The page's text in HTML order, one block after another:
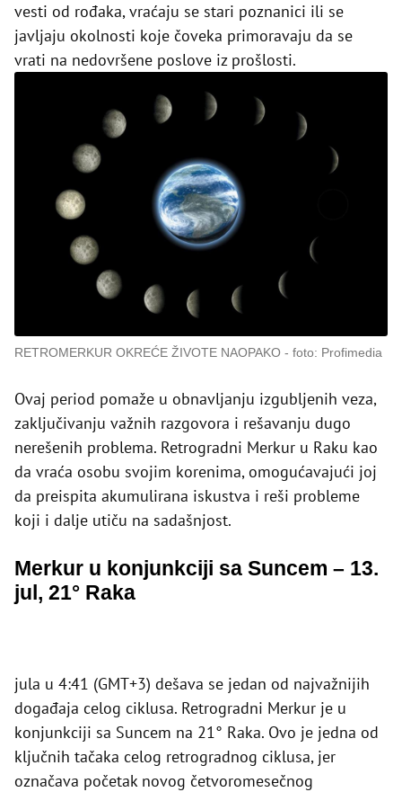
vesti od rođaka, vraćaju se stari poznanici ili se
javljaju okolnosti koje čoveka primoravaju da se
vrati na nedovršene poslove iz prošlosti.
RETROMERKUR OKREĆE ŽIVOTE NAOPAKO foto: Profimedia
Ovaj period pomaže u obnavljanju izgubljenih veza,
zaključivanju važnih razgovora i rešavanju dugo
nerešenih problema. Retrogradni Merkur u Raku kao
da vraća osobu svojim korenima, omogućavajući joj
da preispita akumulirana iskustva i reši probleme
koji i dalje utiču na sadašnjost.
Merkur u konjunkciji sa Suncem – 13.
jul, 21° Raka
jula u 4:41 (GMT+3) dešava se jedan od najvažnijih
događaja celog ciklusa. Retrogradni Merkur je u
konjunkciji sa Suncem na 21° Raka. Ovo je jedna od
ključnih tačaka celog retrogradnog ciklusa, jer
označava početak novog četvoromesečnog